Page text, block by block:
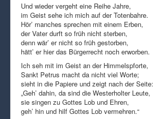
Und wieder vergeht eine Reihe Jahre,
im Geist sehe ich mich auf der Totenbahre.
Hör’ manches sprechen mit einem Erben,
der Vater durft so früh nicht sterben,
denn wär’ er nicht so früh gestorben,
hätt’ er hier das Bürgerrecht noch erworben.
Ich seh mit im Geist an der Himmelspforte,
Sankt Petrus macht da nicht viel Worte;
sieht in die Papiere und zeigt nach der Seite:
„Geh’ dahin, da sind die Westerholter Leute,
sie singen zu Gottes Lob und Ehren,
geh’ hin und hilf Gottes Lob vermehren.“